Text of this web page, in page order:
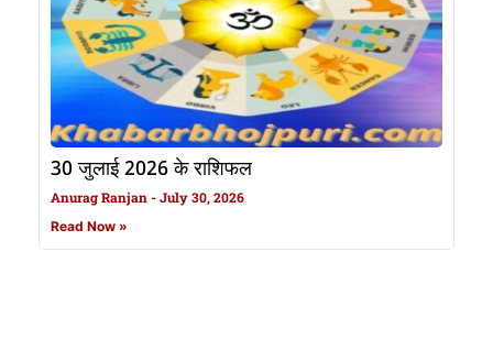
30 जुलाई 2026 के राशिफल
Anurag Ranjan July 30, 2026
Read Now »